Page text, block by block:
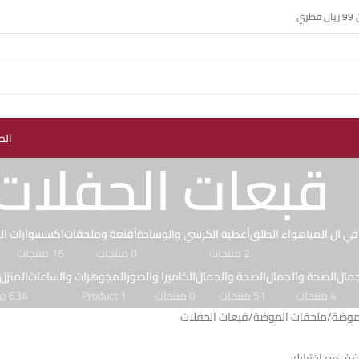
قبعات
ال المياهواء الطلقأغطية الكرسي والوسادة
2 منتجات
أقنعة وملحقات
0 منتجات
اكسسوارات
16 منتجات
الصحة والجمال
4 منتجات
الصحة والجمال
51 منتجات
الكاميرا والصور
0 منتجات
المجوهرات والساعات
1 Product
634 منتجات
ملحقات الموضة قبعات الحفلات